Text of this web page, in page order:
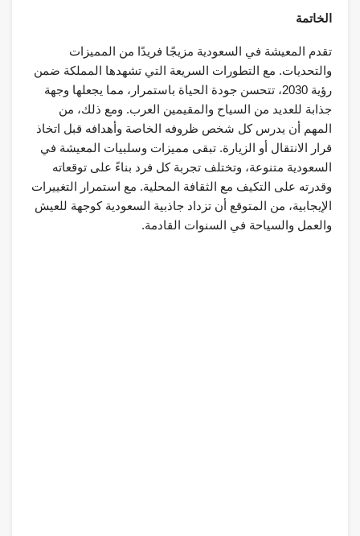
الخاتمة
تقدم المعيشة في السعودية مزيجًا فريدًا من المميزات
والتحديات. مع التطورات السريعة التي تشهدها المملكة ضمن
رؤية 2030، تتحسن جودة الحياة باستمرار، مما يجعلها وجهة
جذابة للعديد من السياح والمقيمين العرب. ومع ذلك، من
المهم أن يدرس كل شخص ظروفه الخاصة وأهدافه قبل اتخاذ
قرار الانتقال أو الزيارة. تبقى مميزات وسلبيات المعيشة في
السعودية متنوعة، وتختلف تجربة كل فرد بناءً على توقعاته
وقدرته على التكيف مع الثقافة المحلية. مع استمرار التغييرات
الإيجابية، من المتوقع أن تزداد جاذبية السعودية كوجهة للعيش
والعمل والسياحة في السنوات القادمة.